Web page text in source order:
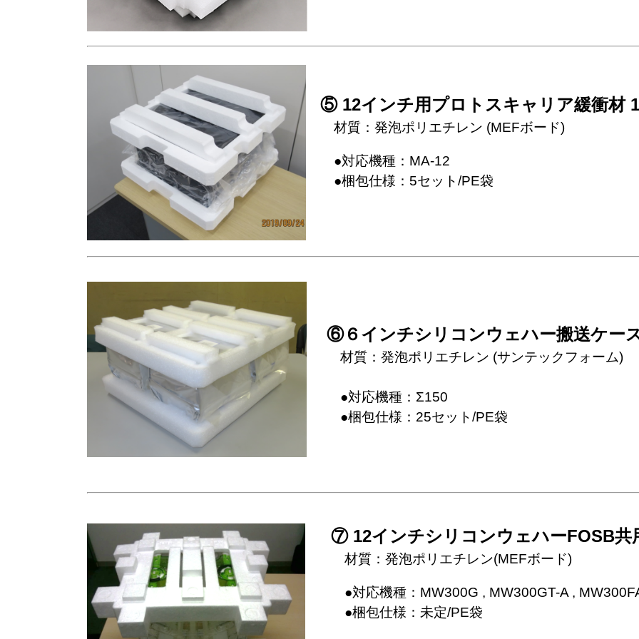
⑤ 12インチ用プロトスキャリア緩衝材
材質：発泡ポリエチレン (MEFボード)
●対応機種：MA-12
●梱包仕様：5セット/PE袋
⑥６インチシリコンウェハー搬送ケー
材質：発泡ポリエチレン (サンテックフォーム)
●対応機種：Σ150
●梱包仕様：25セット/PE袋
⑦ 12インチシリコンウェハーFOSB共
●対応機種：MW300G , MW300GT-A ,